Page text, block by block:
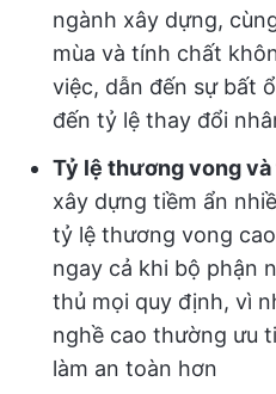
ngành xây dựng,
mùa và tính chất
việc, dẫn đến sự bất
đến tỷ lệ thay đổi
Tỷ lệ thương vong
xây dựng tiềm ẩn
tỷ lệ thương vong
ngay cả khi bộ phận
thủ mọi quy định, vì
nghề cao thường ưu
làm an toàn hơn